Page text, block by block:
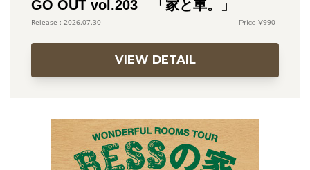
GO OUT vol.203 「家と車。」
2026.07.30 990
VIEW DETAIL